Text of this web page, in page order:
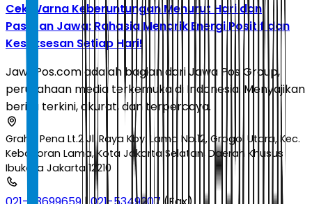
Cek Warna Keberuntungan Menurut Hari dan
Pasaran Jawa: Rahasia Menarik Energi Positif dan
Kesuksesan Setiap Hari!
JawaPos.com adalah bagian dari Jawa Pos Group,
perusahaan media terkemuka di Indonesia. Menyajikan
berita terkini, akurat, dan terpercaya.
Graha Pena Lt.2 Jl. Raya Kby. Lama No.12, Grogol Utara, Kec.
Kebayoran Lama, Kota Jakarta Selatan, Daerah Khusus
Ibukota Jakarta 12210